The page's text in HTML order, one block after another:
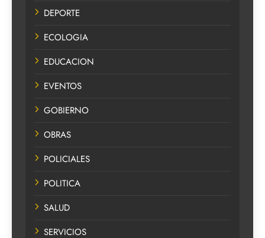
DEPORTE
ECOLOGIA
EDUCACION
EVENTOS
GOBIERNO
OBRAS
POLICIALES
POLITICA
SALUD
SERVICIOS